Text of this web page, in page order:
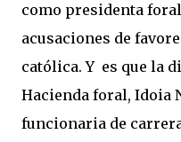
como presidenta
acusaciones de
católica. Y es que la
Hacienda foral, Idoia
funcionaria de